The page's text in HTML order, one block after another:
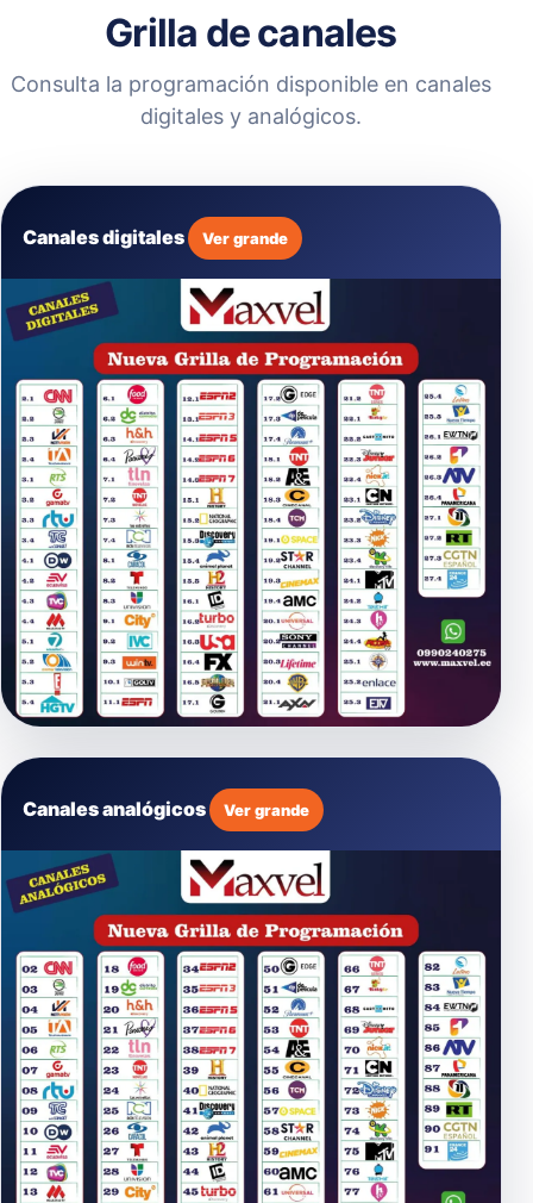
Grilla de canales
Consulta la programación disponible en canales
digitales y analógicos.
Canales digitales Ver grande
Canales analógicos Ver grande